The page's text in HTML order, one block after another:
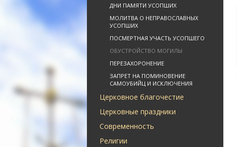
ДНИ ПАМЯТИ УСОПШИХ
МОЛИТВА О НЕПРАВОСЛАВНЫХ
УСОПШИХ
ПОСМЕРТНАЯ УЧАСТЬ УСОПШЕГО
ОБУСТРОЙСТВО МОГИЛЫ
ПЕРЕЗАХОРОНЕНИЕ
ЗАПРЕТ НА ПОМИНОВЕНИЕ
САМОУБИЙЦ И ИСКЛЮЧЕНИЯ
Церковное благочестие
Церковные праздники
Современность
Религии